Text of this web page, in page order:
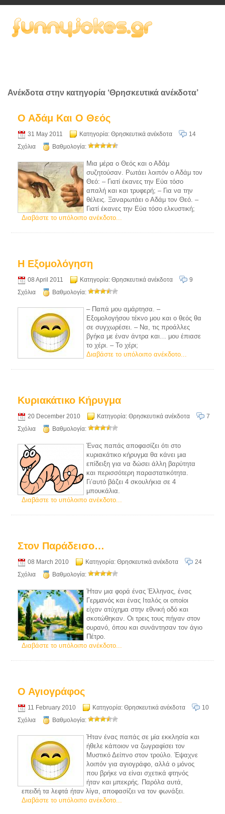
Ανέκδοτα στην κατηγορία ‘Θρησκευτικά ανέκδοτα’
Ο Αδάμ Και Ο Θεός
31 May 2011 Κατηγορία:Θρησκευτικά ανέκδοτα
14
Σχόλια
Βαθμολογία:
Μια μέρα ο Θεός και ο Αδάμ
συζητούσαν. Ρωτάει λοιπόν ο Αδάμ τον
Θεό: – Γιατί έκανες την Εύα τόσο
απαλή και και τρυφερή; – Για να την
θέλεις. Ξαναρωτάει ο Αδάμ τον Θεό. –
Γιατί έκανες την Εύα τόσο ελκυστική;
Διαβάστε το υπόλοιπο ανέκδοτο...
Η Εξομολόγηση
08 April 2011 Κατηγορία:Θρησκευτικά ανέκδοτα
9
Σχόλια
Βαθμολογία:
– Παπά μου αμάρτησα. –
Εξομολογήσου τέκνο μου και ο θεός θα
σε συγχωρέσει. – Να, τις προάλλες
βγήκα με έναν άντρα και… μου έπιασε
το χέρι. – Το χέρι;
Διαβάστε το υπόλοιπο ανέκδοτο...
Κυριακάτικο Κήρυγμα
20 December 2010 Κατηγορία:Θρησκευτικά ανέκδοτα
7
Σχόλια
Βαθμολογία:
Ένας παπάς αποφασίζει ότι στο
κυριακάτικο κήρυγμα θα κάνει μια
επίδειξη για να δώσει άλλη βαρύτητα
και περισσότερη παραστατικότητα.
Γι’αυτό βάζει 4 σκουλήκια σε 4
μπουκάλια.
Διαβάστε το υπόλοιπο ανέκδοτο...
Στον Παράδεισο…
08 March 2010 Κατηγορία:Θρησκευτικά ανέκδοτα
24
Σχόλια
Βαθμολογία:
Ήταν μια φορά ένας Έλληνας, ένας
Γερμανός και ένας Ιταλός οι οποίοι
είχαν ατύχημα στην εθνική οδό και
σκοτώθηκαν. Οι τρεις τους πήγαν στον
ουρανό, όπου και συνάντησαν τον άγιο
Πέτρο.
Διαβάστε το υπόλοιπο ανέκδοτο...
Ο Αγιογράφος
11 February 2010 Κατηγορία:Θρησκευτικά ανέκδοτα
10
Σχόλια
Βαθμολογία:
Ήταν ένας παπάς σε μία εκκλησία και
ήθελε κάποιον να ζωγραφίσει τον
Μυστικό Δείπνο στον τρούλο. Έψαχνε
λοιπόν για αγιογράφο, αλλά ο μόνος
που βρήκε να είναι σχετικά φτηνός
ήταν και μπεκρής. Παρόλα αυτά,
επειδή τα λεφτά ήταν λίγα, αποφασίζει να τον φωνάξει.
Διαβάστε το υπόλοιπο ανέκδοτο...